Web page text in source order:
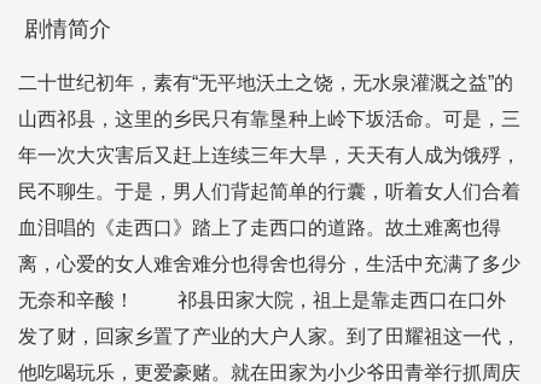
剧情简介
二十世纪初年，素有“无平地沃土之饶，无水泉灌溉之益”的
山西祁县，这里的乡民只有靠垦种上岭下坂活命。可是，三
年一次大灾害后又赶上连续三年大旱，天天有人成为饿殍，
民不聊生。于是，男人们背起简单的行囊，听着女人们合着
血泪唱的《走西口》踏上了走西口的道路。故土难离也得
离，心爱的女人难舍难分也得舍也得分，生活中充满了多少
无奈和辛酸！ 祁县田家大院，祖上是靠走西口在口外
发了财，回家乡置了产业的大户人家。到了田耀祖这一代，
他吃喝玩乐，更爱豪赌。就在田家为小少爷田青举行抓周庆